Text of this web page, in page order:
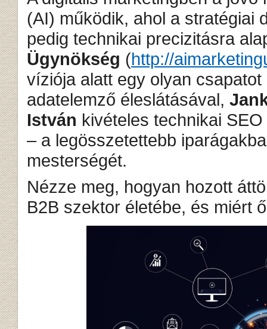
(AI) működik, ahol a stratégiai
pedig technikai precizitásra
Ügynökség (http://
víziója alatt egy olyan
adatelemző éleslátásával,
István kivételes technikai
– a legösszetettebb
mesterségét.
Nézze meg, hogyan hozott
B2B szektor életébe, és miért